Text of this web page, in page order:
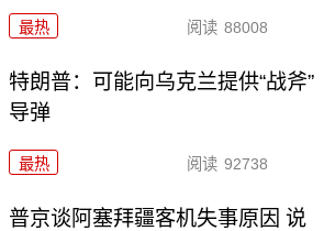
最热 阅读 88008
特朗普：可能向乌克兰提供“战斧”
导弹
最热 阅读 92738
普京谈阿塞拜疆客机失事原因 说